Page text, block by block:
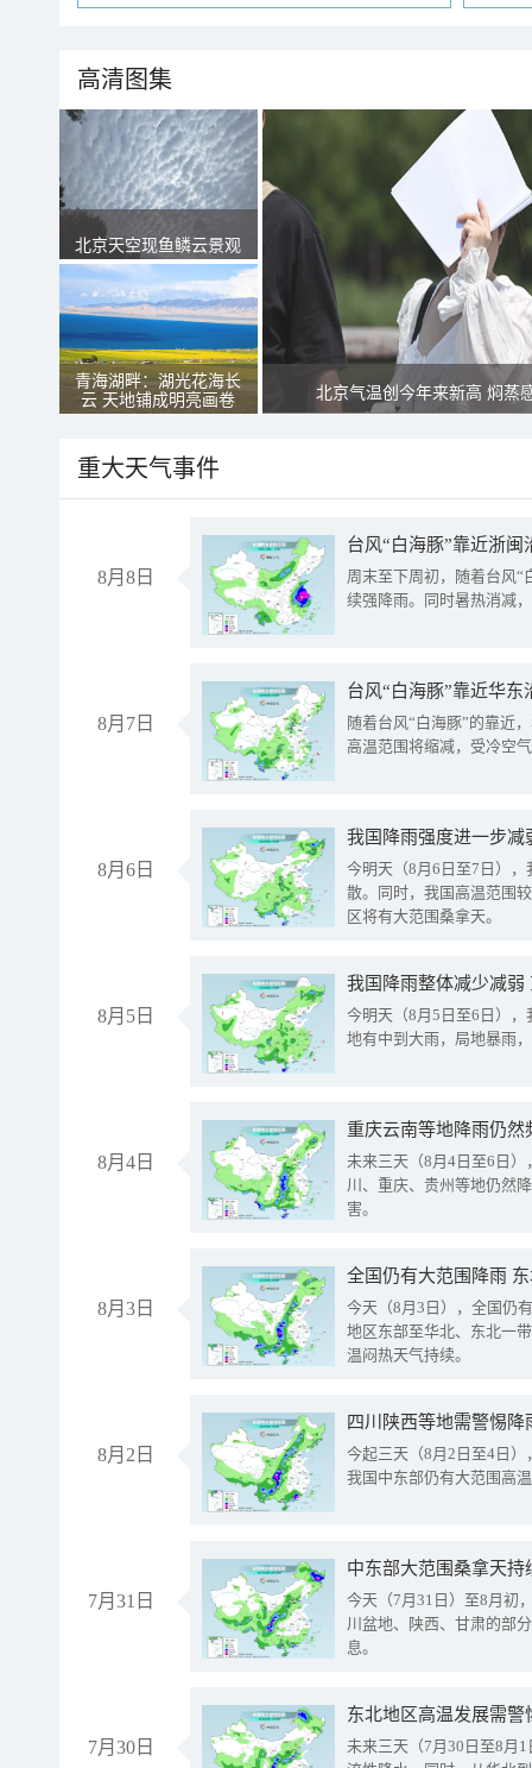
高清图集
北京天空现鱼鳞云景观
青海湖畔：湖光花海长
云 天地铺成明亮画卷
北京气温创今年来新高 焖蒸
重大天气事件
8月8日
台风“白海豚”靠近浙
周末至下周初，随着台风“
续强降雨。同时暑热消减
8月7日
台风“白海豚”靠近华
随着台风“白海豚”的靠近
高温范围将缩减，受冷空
8月6日
今明天（8月6日至7日）
散。同时，我国高温范围
区将有大范围桑拿天。
8月5日
我国降雨整体减少减弱
今明天（8月5日至6日）
地有中到大雨，局地暴雨
8月4日
重庆云南等地降雨仍然
未来三天（8月4日至6日
川、重庆、贵州等地仍然
害。
8月3日
全国仍有大范围降雨
今天（8月3日），全国仍
地区东部至华北、东北一
温闷热天气持续。
8月2日
今起三天（8月2日至4日
我国中东部仍有大范围高
7月31日
中东部大范围桑拿天
今天（7月31日）至8月初
川盆地、陕西、甘肃的部
息。
7月30日
东北地区高温发展需
未来三天（7月30日至8月